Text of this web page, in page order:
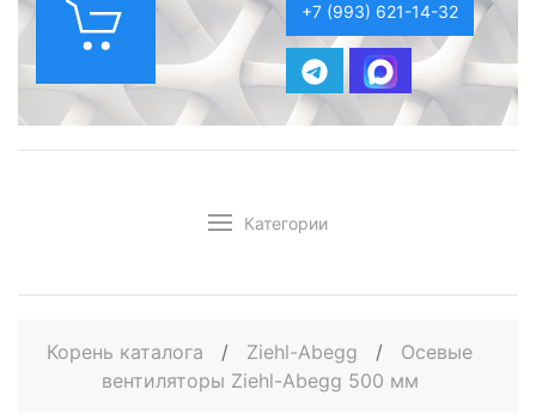
+7 (993) 621-14-32
Категории
Корень каталога / Ziehl-Abegg /
Осевые
вентиляторы Ziehl-Abegg 500 мм